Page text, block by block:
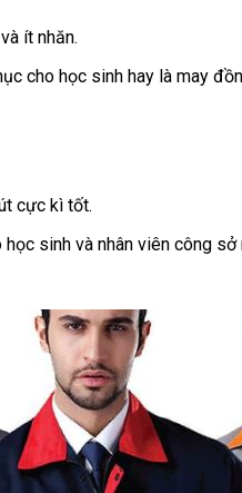
ít nhăn.
cho học sinh hay là may
cực kì tốt.
sinh và nhân viên công